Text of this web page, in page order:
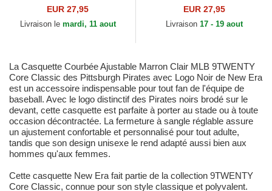
9TWENTY Core Classic
Chicago White Sox MLB
EUR 27,95
Livraison le mardi, 11 aout
Core Classic Philadelphia
Phillies MLB New Era
EUR 27,95
Livraison 17 - 19 aout
La Casquette Courbée Ajustable Marron Clair MLB 9TWENTY
Core Classic des Pittsburgh Pirates avec Logo Noir de New Era
est un accessoire indispensable pour tout fan de l'équipe de
baseball. Avec le logo distinctif des Pirates noirs brodé sur le
devant, cette casquette est parfaite à porter au stade ou à toute
occasion décontractée. La fermeture à sangle réglable assure
un ajustement confortable et personnalisé pour tout adulte,
tandis que son design unisexe le rend adapté aussi bien aux
hommes qu'aux femmes.
Cette casquette New Era fait partie de la collection 9TWENTY
Core Classic, connue pour son style classique et polyvalent.